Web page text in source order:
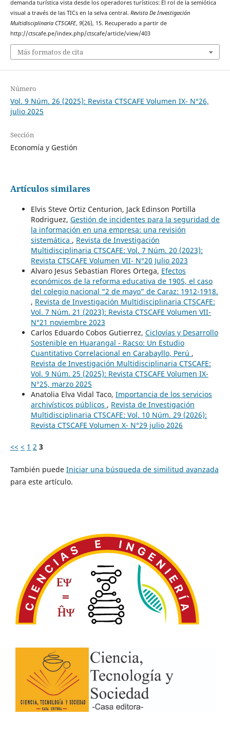
demanda turística vista desde los operadores turísticos: El rol de la semiótica
visual a través de las TICs en la selva central. Revista De Investigación
Multidisciplinaria CTSCAFE, 9(26), 15. Recuperado a partir de
http://ctscafe.pe/index.php/ctscafe/article/view/403
Más formatos de cita
Número
Vol. 9 Núm. 26 (2025): Revista CTSCAFE Volumen IX- N°26,
julio 2025
Sección
Economía y Gestión
Artículos similares
Elvis Steve Ortiz Centurion, Jack Edinson Portilla
Rodriguez, Gestión de incidentes para la seguridad de
la información en una empresa: una revisión
sistemática , Revista de Investigación
Multidisciplinaria CTSCAFE: Vol. 7 Núm. 20 (2023):
Revista CTSCAFE Volumen VII- N°20 Julio 2023
Alvaro Jesus Sebastian Flores Ortega, Efectos
económicos de la reforma educativa de 1905, el caso
del colegio nacional “2 de mayo” de Caraz: 1912-1918.
, Revista de Investigación Multidisciplinaria CTSCAFE:
Vol. 7 Núm. 21 (2023): Revista CTSCAFE Volumen VII-
N°21 noviembre 2023
Carlos Eduardo Cobos Gutierrez, Ciclovías y Desarrollo
Sostenible en Huarangal - Racso: Un Estudio
Cuantitativo Correlacional en Carabayllo, Perú ,
Revista de Investigación Multidisciplinaria CTSCAFE:
Vol. 9 Núm. 25 (2025): Revista CTSCAFE Volumen IX-
N°25, marzo 2025
Anatolia Elva Vidal Taco, Importancia de los servicios
archivísticos públicos , Revista de Investigación
Multidisciplinaria CTSCAFE: Vol. 10 Núm. 29 (2026):
Revista CTSCAFE Volumen X- N°29 julio 2026
<< < 1 2 3
También puede Iniciar una búsqueda de similitud avanzada
para este artículo.